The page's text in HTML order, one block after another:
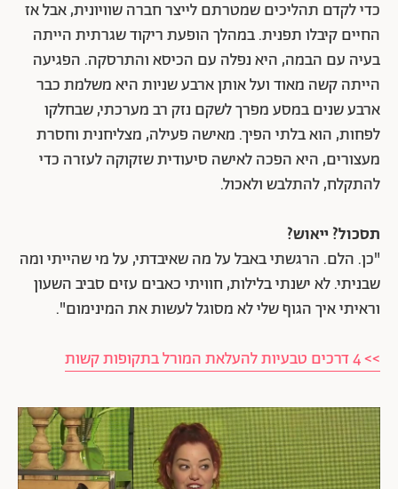
כדי לקדם תהליכים שמטרתם לייצר חברה שוויונית, אבל אז
החיים קיבלו תפנית. במהלך הופעת ריקוד שגרתית הייתה
בעיה עם הבמה, היא נפלה עם הכיסא והתרסקה. הפגיעה
הייתה קשה מאוד ועל אותן ארבע שניות היא משלמת כבר
ארבע שנים במסע מפרך לשקם נזק רב מערכתי, שבחלקו
לפחות, הוא בלתי הפיך. מאישה פעילה, מצליחנית וחסרת
מעצורים, היא הפכה לאישה סיעודית שזקוקה לעזרה כדי
להתקלח, להתלבש ולאכול.
תסכול? ייאוש?
"כן. הלם. הרגשתי באבל על מה שאיבדתי, על מי שהייתי ומה
שבניתי. לא ישנתי בלילות, חוויתי כאבים עזים סביב השעון
וראיתי איך הגוף שלי לא מסוגל לעשות את המינימום".
>> 4 דרכים טבעיות להעלאת המורל בתקופות קשות